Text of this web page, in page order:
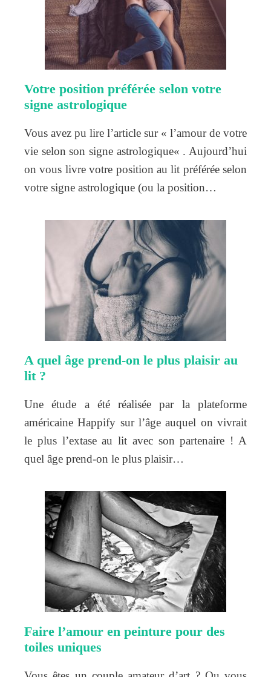
Votre position préférée selon votre
signe astrologique
Vous avez pu lire l’article sur « l’amour de votre
vie selon son signe astrologique« . Aujourd’hui
on vous livre votre position au lit préférée selon
votre signe astrologique (ou la position…
A quel âge prend-on le plus plaisir au
lit ?
Une étude a été réalisée par la plateforme
américaine Happify sur l’âge auquel on vivrait
le plus l’extase au lit avec son partenaire ! A
quel âge prend-on le plus plaisir…
Faire l’amour en peinture pour des
toiles uniques